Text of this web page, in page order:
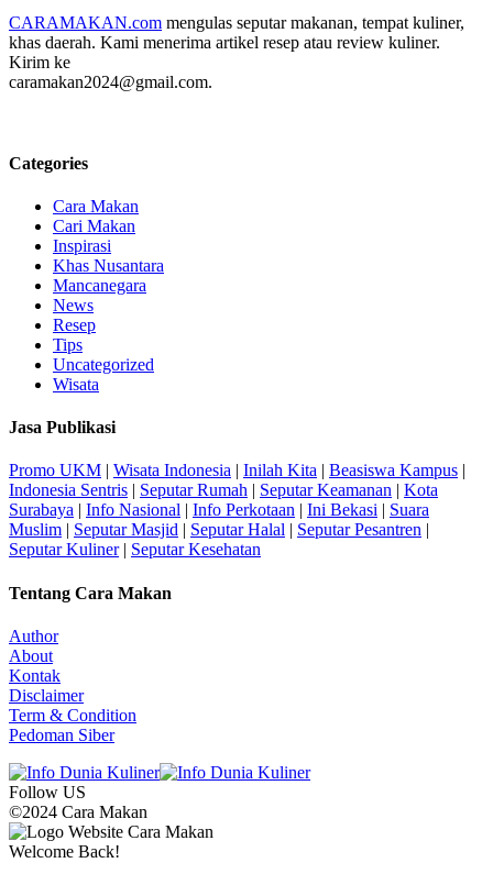
CARAMAKAN.com mengulas seputar makanan, tempat kuliner,
khas daerah. Kami menerima artikel resep atau review kuliner.
Kirim ke
caramakan2024@gmail.com.
Categories
Cara Makan
Cari Makan
Inspirasi
Khas Nusantara
Mancanegara
News
Resep
Tips
Uncategorized
Wisata
Jasa Publikasi
Promo UKM | Wisata Indonesia | Inilah Kita | Beasiswa Kampus |
Indonesia Sentris | Seputar Rumah | Seputar Keamanan | Kota
Surabaya | Info Nasional | Info Perkotaan | Ini Bekasi | Suara
Muslim | Seputar Masjid | Seputar Halal | Seputar Pesantren |
Seputar Kuliner| Seputar Kesehatan
Tentang Cara Makan
Author
About
Kontak
Disclaimer
Term & Condition
Pedoman Siber
Follow US
©2024 Cara Makan
Welcome Back!